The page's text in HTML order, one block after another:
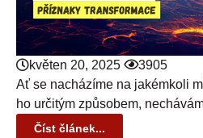
květen 20, 2025
3905
Ať se nacházíme na jakémkoli
ho určitým způsobem,
Číst článek...